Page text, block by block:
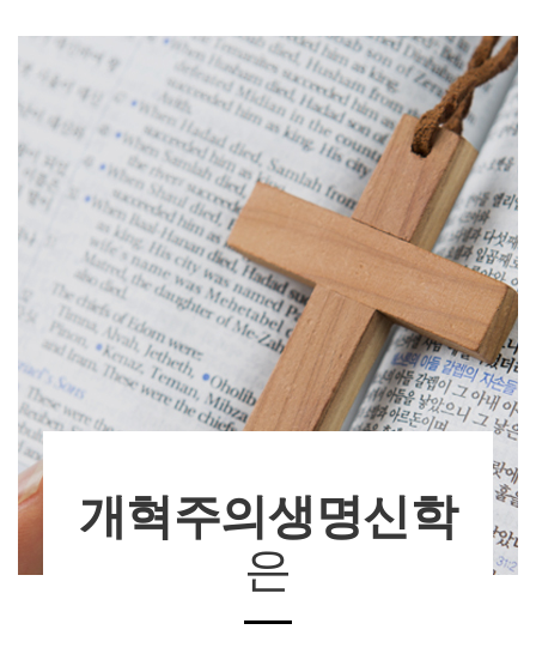
개혁주의생명신학
은